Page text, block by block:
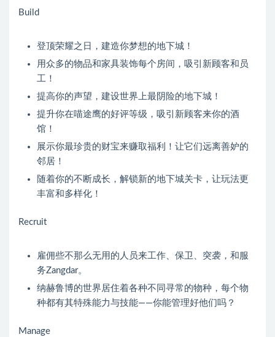
Build
登顶荣耀之日，建造你梦想的地下城！
用众多的物品和家具装饰每个房间，吸引新顾客和员
工！
提高你的声望，建设世界上最阴险的地下城！
提升你在喵途鹰的好评等级，吸引新顾客来你的酒
馆！
展示你最珍贵的财宝来赚取福利！让它们远离善妒的
邻居！
随着你的不断成长，解锁新的地下城关卡，让玩法更
丰富和多样化！
Recruit
雇佣些不那么无用的人员来工作、保卫、突袭，和服
务Zangdar。
纳赫鲁博的世界居住着各种不同寻常的物种，每个物
种都有其特殊能力与技能——你能管理好他们吗？
Manage